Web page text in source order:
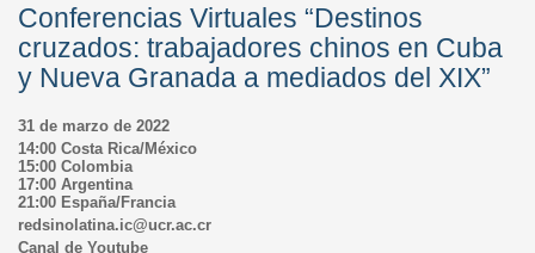
Conferencias Virtuales “Destinos
cruzados: trabajadores chinos en Cuba
y Nueva Granada a mediados del XIX”
31 de marzo de 2022
14:00 Costa Rica/México
15:00 Colombia
17:00 Argentina
21:00 España/Francia
redsinolatina.ic@ucr.ac.cr
Canal de Youtube